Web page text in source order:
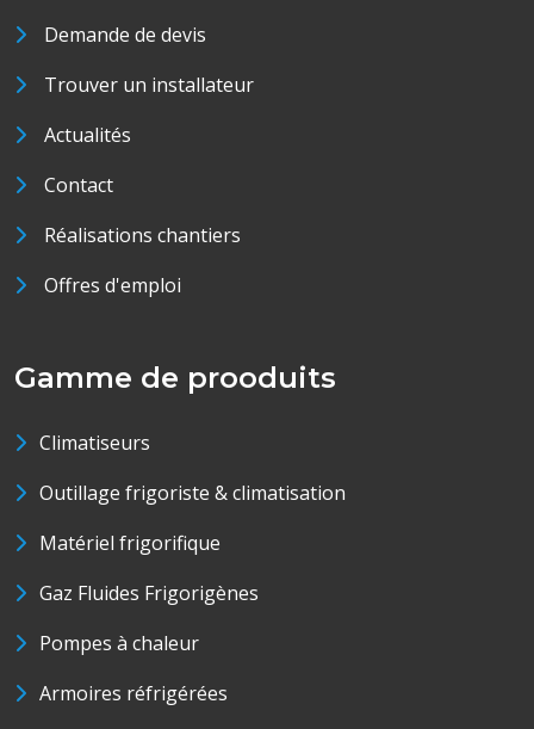
Demande de devis
Trouver un installateur
Actualités
Contact
Réalisations chantiers
Offres d'emploi
Gamme de prooduits
Climatiseurs
Outillage frigoriste & climatisation
Matériel frigorifique
Gaz Fluides Frigorigènes
Pompes à chaleur
Armoires réfrigérées